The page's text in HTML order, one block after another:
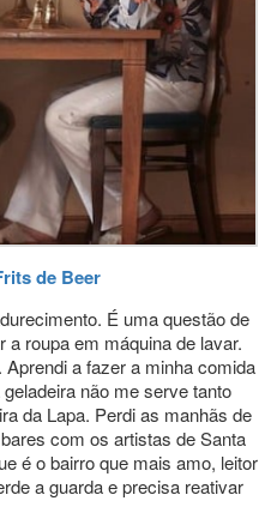
de Beer
É uma questão de
a roupa em máquina de lavar.
a fazer a minha comida
não me serve tanto
da Lapa. Perdi as manhãs de
com os artistas de Santa
é o bairro que mais amo, leitor
a guarda e precisa reativar